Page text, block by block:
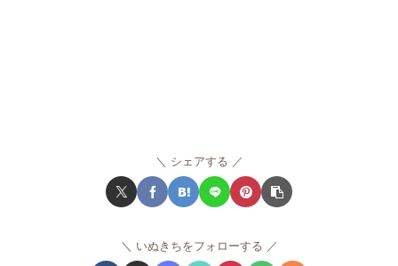
シェアする
いぬきちをフォローする